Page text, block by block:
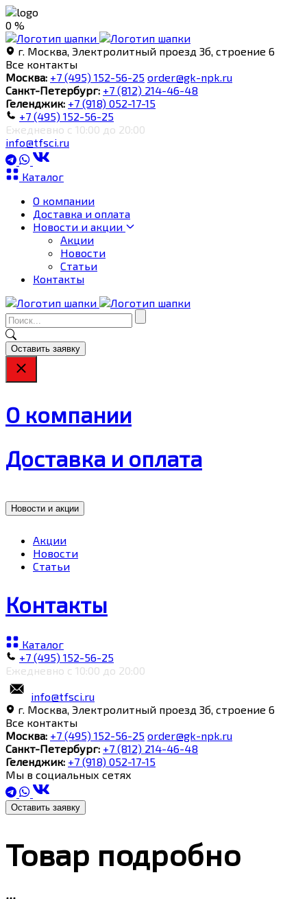
0 %
г. Москва, Электролитный проезд 3б, строение 6
Все контакты
Москва: +7 (495) 152-56-25 order@gk-npk.ru
Санкт-Петербург: +7 (812) 214-46-48
Геленджик: +7 (918) 052-17-15
+7 (495) 152-56-25
Ежедневно с 10:00 до 20:00
info@tfsci.ru
Каталог
О компании
Доставка и оплата
Новости и акции
Акции
Новости
Статьи
Контакты
Оставить заявку
О компании
Доставка и оплата
Новости и акции
Акции
Новости
Статьи
Контакты
Каталог
+7 (495) 152-56-25
Ежедневно с 10:00 до 20:00
info@tfsci.ru
г. Москва, Электролитный проезд 3б, строение 6
Все контакты
Москва: +7 (495) 152-56-25 order@gk-npk.ru
Санкт-Петербург: +7 (812) 214-46-48
Геленджик: +7 (918) 052-17-15
Мы в социальных сетях
Оставить заявку
Товар подробно